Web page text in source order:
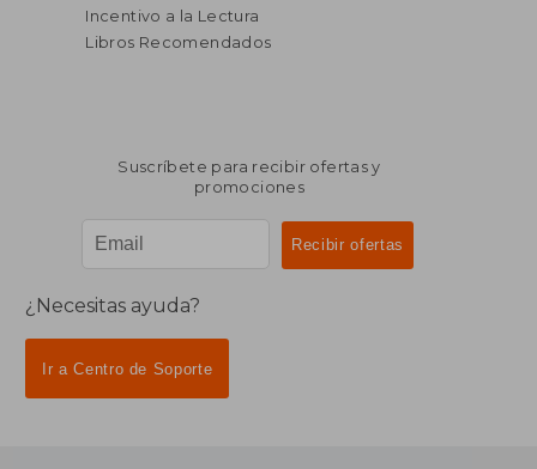
Incentivo a la Lectura
Libros Recomendados
Suscríbete para recibir ofertas y
promociones
¿Necesitas ayuda?
Ir a Centro de Soporte